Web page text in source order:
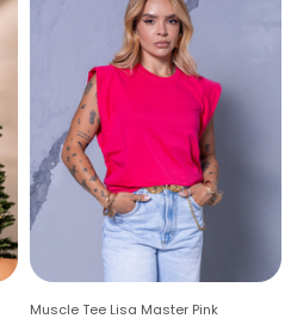
Muscle Tee Lisa Master Pink